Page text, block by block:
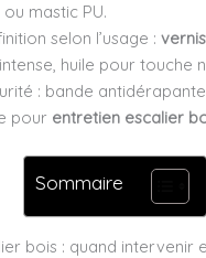
mastic PU.
selon l’usage :
huile pour touche
: bande
pour entretien escalier
Sommaire
bois : quand intervenir